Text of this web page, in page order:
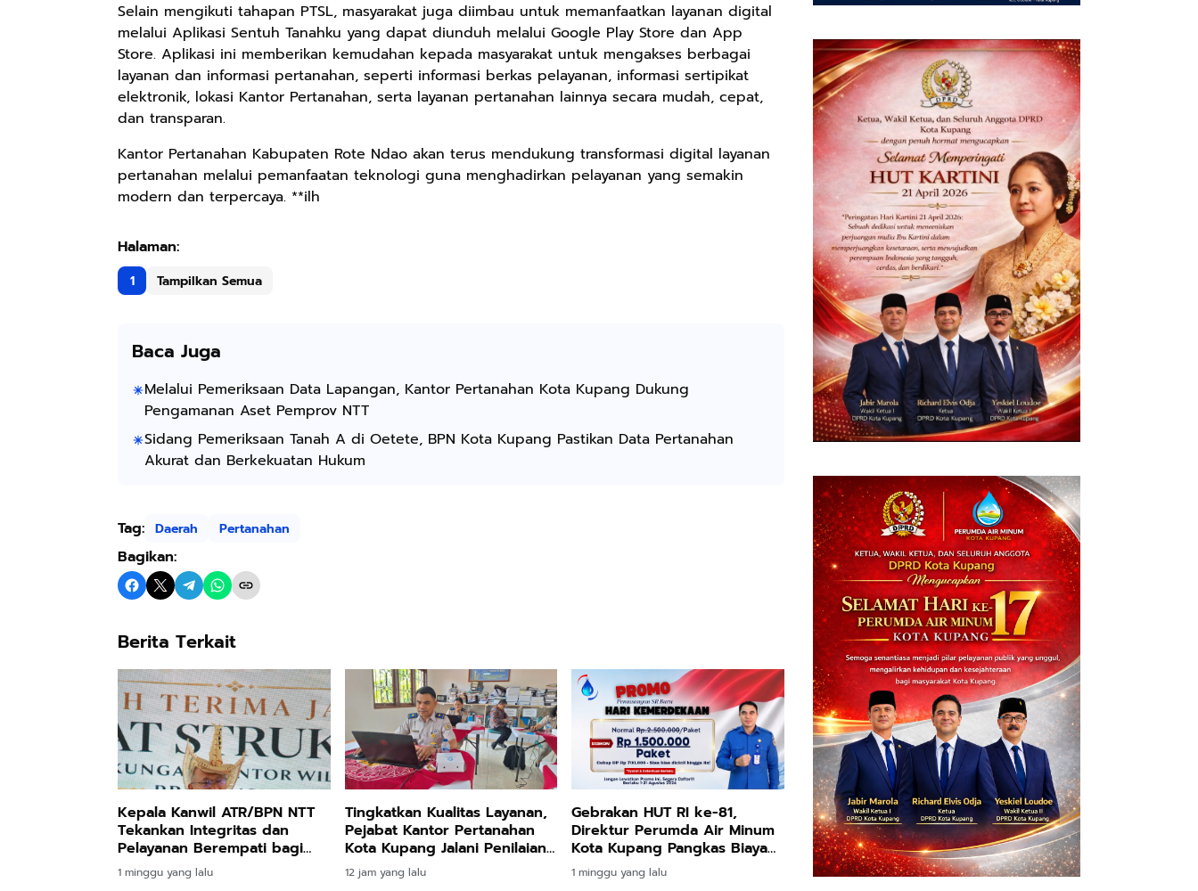
Selain mengikuti tahapan PTSL, masyarakat juga diimbau untuk memanfaatkan layanan digital
melalui Aplikasi Sentuh Tanahku yang dapat diunduh melalui Google Play Store dan App
Store. Aplikasi ini memberikan kemudahan kepada masyarakat untuk mengakses berbagai
layanan dan informasi pertanahan, seperti informasi berkas pelayanan, informasi sertipikat
elektronik, lokasi Kantor Pertanahan, serta layanan pertanahan lainnya secara mudah, cepat,
dan transparan.
Kantor Pertanahan Kabupaten Rote Ndao akan terus mendukung transformasi digital layanan
pertanahan melalui pemanfaatan teknologi guna menghadirkan pelayanan yang semakin
modern dan terpercaya. **ilh
1 Tampilkan Semua
Baca Juga
Melalui Pemeriksaan Data Lapangan, Kantor Pertanahan Kota Kupang Dukung
Pengamanan Aset Pemprov NTT
Sidang Pemeriksaan Tanah A di Oetete, BPN Kota Kupang Pastikan Data Pertanahan
Akurat dan Berkekuatan Hukum
Tag: Daerah Pertanahan
Bagikan:
Berita Terkait
Kepala Kanwil ATR/BPN NTT
Tekankan Integritas dan
Pelayanan Berempati bagi
Seluruh Jajaran BPN
1 minggu yang lalu
Tingkatkan Kualitas Layanan,
Pejabat Kantor Pertanahan
Kota Kupang Jalani Penilaian
Kompetensi Transformasi
Pelayanan
12 jam yang lalu
Gebrakan HUT RI ke-81,
Direktur Perumda Air Minum
Kota Kupang Pangkas Biaya
Sambungan Baru Rp1 Juta
1 minggu yang lalu